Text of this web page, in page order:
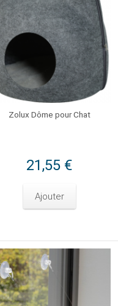
Zolux Dôme pour Chat
21,55 €
Ajouter